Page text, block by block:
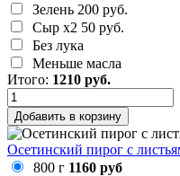
Зелень 200 руб.
Сыр х2 50 руб.
Без лука
Меньше масла
Итого: 1210 руб.
Добавить в корзину
Осетинский пирог с
800 г 1160 руб